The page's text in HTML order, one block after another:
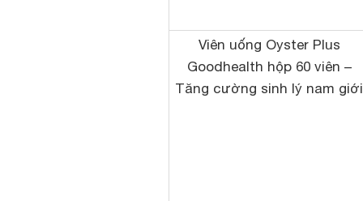
Viên uống Oyster Plus
Goodhealth hộp 60 viên –
Tăng cường sinh lý nam giới